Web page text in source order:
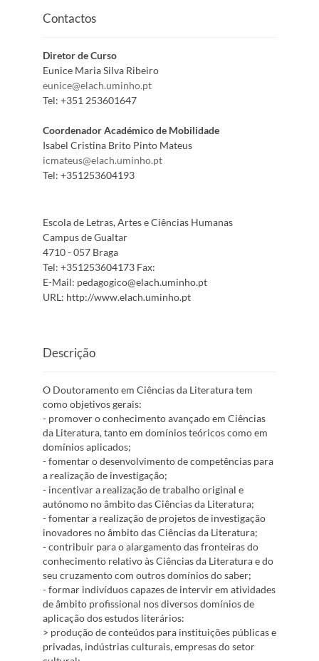
Contactos
Diretor de Curso
Eunice Maria Silva Ribeiro
eunice@elach.uminho.pt
Tel: +351 253601647
Coordenador Académico de Mobilidade
Isabel Cristina Brito Pinto Mateus
icmateus@elach.uminho.pt
Tel: +351253604193
Escola de Letras, Artes e Ciências Humanas
Campus de Gualtar
4710 - 057 Braga
Tel: +351253604173 Fax:
E-Mail: pedagogico@elach.uminho.pt
URL: http://www.elach.uminho.pt
Descrição
O Doutoramento em Ciências da Literatura tem
como objetivos gerais:
- promover o conhecimento avançado em Ciências
da Literatura, tanto em domínios teóricos como em
domínios aplicados;
- fomentar o desenvolvimento de competências para
a realização de investigação;
- incentivar a realização de trabalho original e
autónomo no âmbito das Ciências da Literatura;
- fomentar a realização de projetos de investigação
inovadores no âmbito das Ciências da Literatura;
- contribuir para o alargamento das fronteiras do
conhecimento relativo às Ciências da Literatura e do
seu cruzamento com outros domínios do saber;
- formar indivíduos capazes de intervir em atividades
de âmbito profissional nos diversos domínios de
aplicação dos estudos literários:
> produção de conteúdos para instituições públicas e
privadas, indústrias culturais, empresas do setor